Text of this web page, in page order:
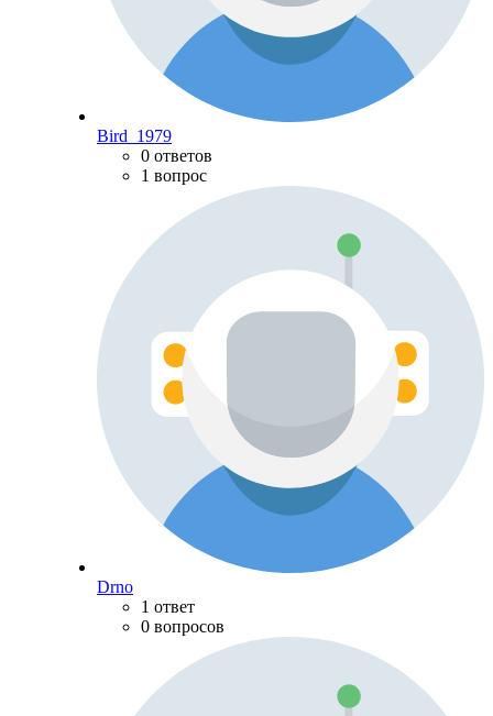
Bird_1979
0 ответов
1 вопрос
Drno
1 ответ
0 вопросов